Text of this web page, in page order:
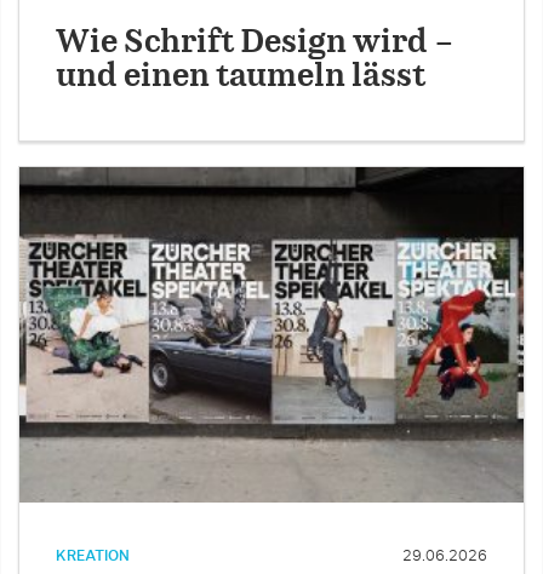
Wie Schrift Design wird –
und einen taumeln lässt
KREATION 29.06.2026